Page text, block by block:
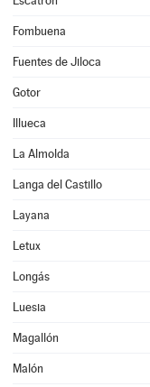
Fombuena
Fuentes de Jiloca
Gotor
Illueca
La Almolda
Langa del Castillo
Layana
Letux
Longás
Luesia
Magallón
Malón